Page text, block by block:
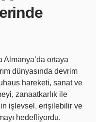
Almanya’da ortaya
dünyasında devrim
hareketi, sanat ve
zanaatkarlık ile
işlevsel, erişilebilir ve
hedefliyordu.